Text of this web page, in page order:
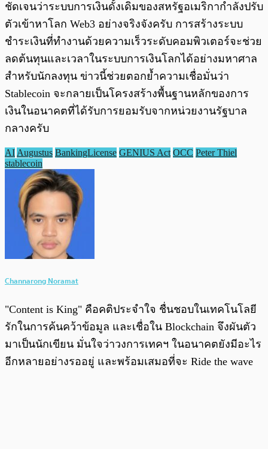
ชัดเจนว่าระบบการเงินดั้งเดิมของสหรัฐอเมริกากำลังปรับ
ตัวเข้าหาโลก Web3 อย่างจริงจังครับ การสร้างระบบ
ชำระเงินที่ทำงานด้วยความเร็วระดับคอมพิวเตอร์จะช่วย
ลดต้นทุนและเวลาในระบบการเงินโลกได้อย่างมหาศาล
สำหรับนักลงทุน ข่าวนี้ช่วยตอกย้ำความเชื่อมั่นว่า
Stablecoin จะกลายเป็นโครงสร้างพื้นฐานหลักของการ
เงินในอนาคตที่ได้รับการยอมรับจากหน่วยงานรัฐบาล
กลางครับ
AI Augustus BankingLicense GENIUS Act OCC Peter Thiel
stablecoin
Channarong Noramat
"Content is King" คือคติประจำใจ ชื่นชอบในเทคโนโลยี
รักในการค้นคว้าข้อมูล และเชื่อใน Blockchain จึงผันตัว
มาเป็นนักเขียน มั่นใจว่าวงการเทคฯ ในอนาคตยังมีอะไร
อีกหลายอย่างรออยู่ และพร้อมเสมอที่จะ Ride the wave